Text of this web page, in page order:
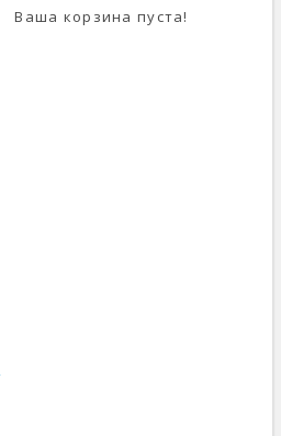
Ваша корзина пуста!